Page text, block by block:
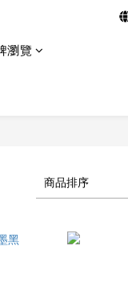
瀏覽
商品排序